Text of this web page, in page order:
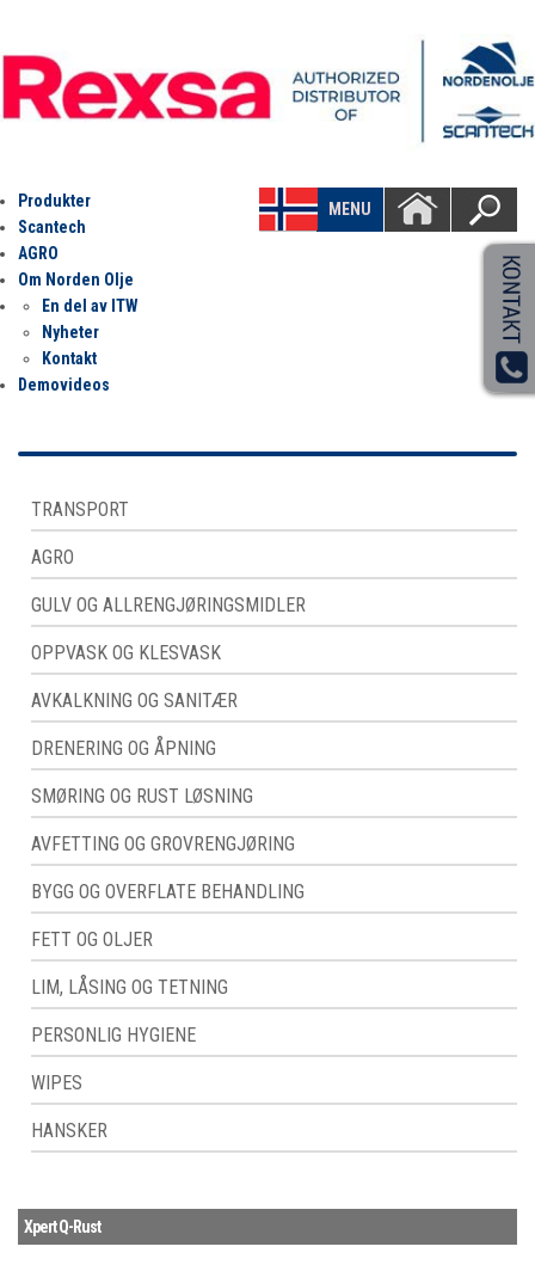
MENU
Produkter
Scantech
AGRO
Om Norden Olje
En del av ITW
Nyheter
Kontakt
Demovideos
TRANSPORT
AGRO
GULV OG ALLRENGJØRINGSMIDLER
OPPVASK OG KLESVASK
AVKALKNING OG SANITÆR
DRENERING OG ÅPNING
SMØRING OG RUST LØSNING
AVFETTING OG GROVRENGJØRING
BYGG OG OVERFLATE BEHANDLING
FETT OG OLJER
LIM, LÅSING OG TETNING
PERSONLIG HYGIENE
WIPES
HANSKER
Xpert Q-Rust